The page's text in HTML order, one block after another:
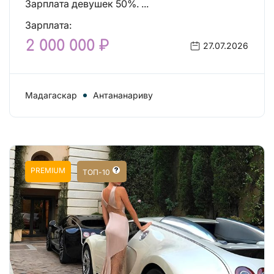
Зарплата девушек 50%. ...
Зарплата:
2 000 000 ₽ 27.07.2026
Мадагаскар Антананариву
PREMIUM ТОП-10